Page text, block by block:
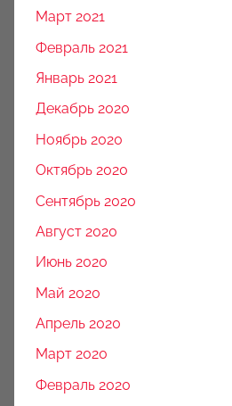
Март 2021
Февраль 2021
Январь 2021
Декабрь 2020
Ноябрь 2020
Октябрь 2020
Сентябрь 2020
Август 2020
Июнь 2020
Май 2020
Апрель 2020
Март 2020
Февраль 2020